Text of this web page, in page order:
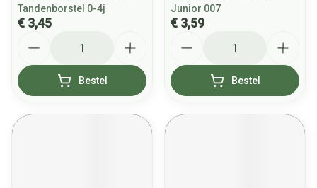
Tandenborstel 0-4j
€ 3,45
Bestel
Junior 007
€ 3,59
Bestel